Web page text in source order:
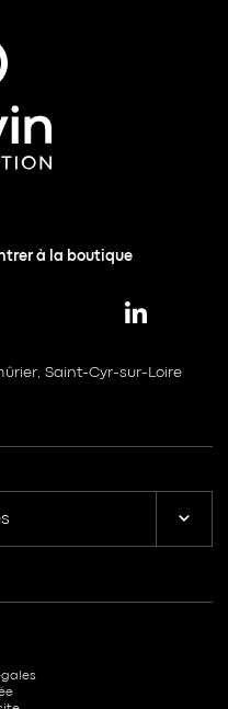
à la boutique
Saint-Cyr-sur-Loire